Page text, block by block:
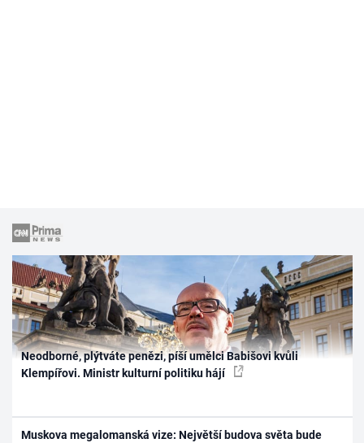
Neodborné, plýtváte penězi, píší umělci Babišovi kvůli
Klempířovi. Ministr kulturní politiku hájí
Muskova megalomanská vize: Největší budova světa bude